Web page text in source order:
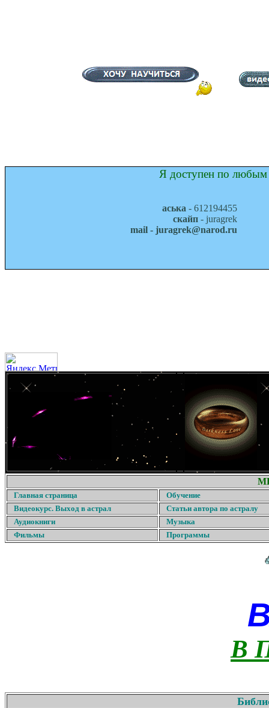
Я доступен по любым
аська - 612194455
скайп - juragrek
mail - juragrek@narod.ru
Главная страница
Обучение
Видеокурс. Выход в астрал
Статьи автора по астралу
Аудиокниги
Музыка
Фильмы
Программы
В